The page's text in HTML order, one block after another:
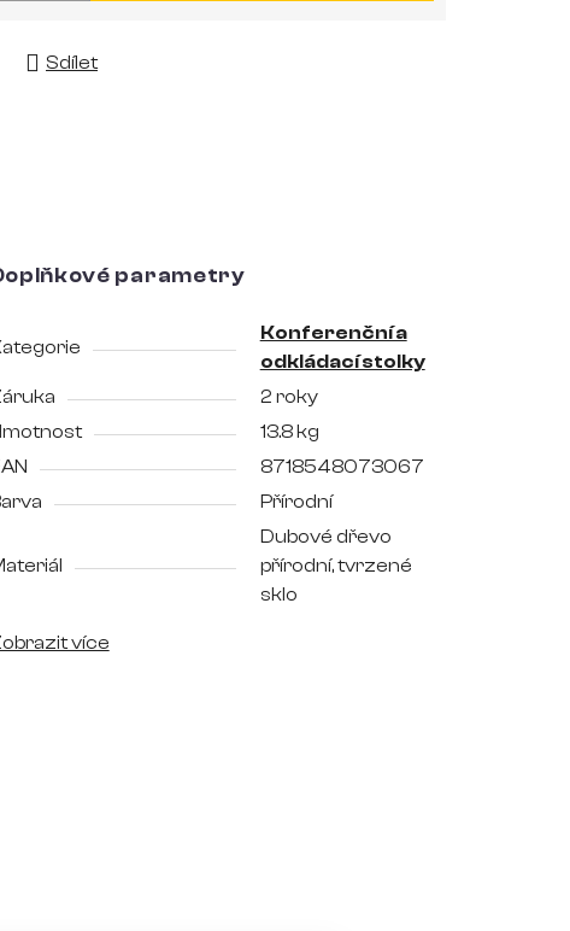
Sdílet
parametry
Konferenční a
odkládací stolky
2 roky
13.8 kg
8718548073067
Přírodní
Dubové dřevo
přírodní, tvrzené
sklo
více